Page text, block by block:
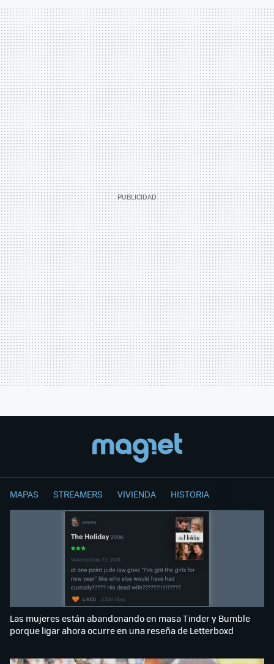
MAPAS STREAMERS VIVIENDA HISTORIA
Las mujeres están abandonando en masa Tinder y Bumble
porque ligar ahora ocurre en una reseña de Letterboxd